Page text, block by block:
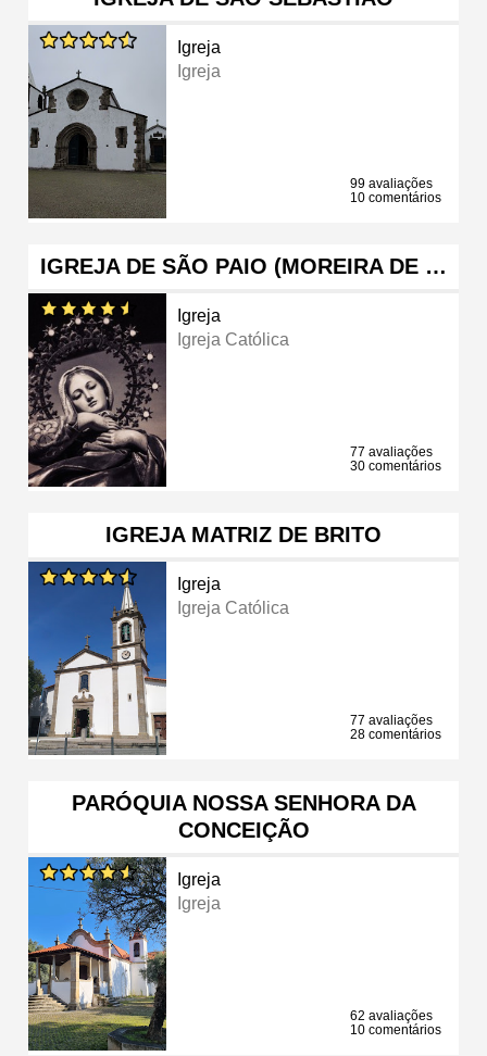
Igreja
Igreja
99 avaliações
10 comentários
IGREJA DE SÃO PAIO (MOREIRA DE …
Igreja
Igreja Católica
77 avaliações
30 comentários
IGREJA MATRIZ DE BRITO
Igreja
Igreja Católica
77 avaliações
28 comentários
PARÓQUIA NOSSA SENHORA DA
CONCEIÇÃO
Igreja
Igreja
62 avaliações
10 comentários